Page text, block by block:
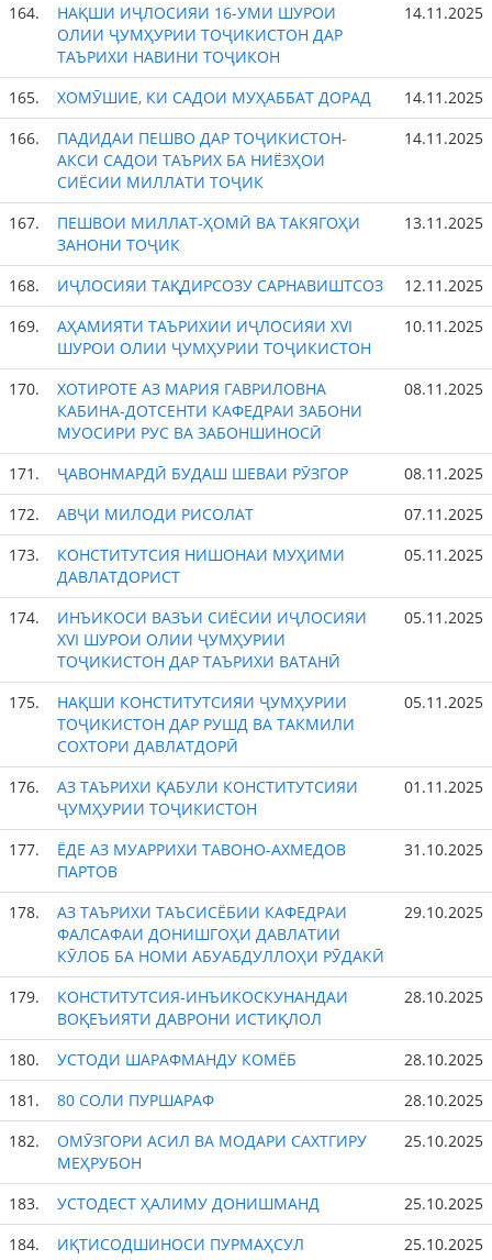
164.
НАҚШИ ИҶЛОСИЯИ 16-УМИ ШУРОИ
ОЛИИ ҶУМҲУРИИ ТОҶИКИСТОН ДАР
ТАЪРИХИ НАВИНИ ТОҶИКОН
14.11.2025
165. ХОМӮШИЕ, КИ САДОИ МУҲАББАТ ДОРАД
14.11.2025
166.
ПАДИДАИ ПЕШВО ДАР ТОҶИКИСТОН-
АКСИ САДОИ ТАЪРИХ БА НИЁЗҲОИ
СИЁСИИ МИЛЛАТИ ТОҶИК
14.11.2025
167.
ПЕШВОИ МИЛЛАТ-ҲОМӢ ВА ТАКЯГОҲИ
ЗАНОНИ ТОҶИК
13.11.2025
168. ИҶЛОСИЯИ ТАҚДИРСОЗУ САРНАВИШТСОЗ
12.11.2025
169.
АҲАМИЯТИ ТАЪРИХИИ ИҶЛОСИЯИ XVI
ШУРОИ ОЛИИ ҶУМҲУРИИ ТОҶИКИСТОН
10.11.2025
170.
ХОТИРОТЕ АЗ МАРИЯ ГАВРИЛОВНА
КАБИНА-ДОТСЕНТИ КАФЕДРАИ ЗАБОНИ
МУОСИРИ РУС ВА ЗАБОНШИНОСӢ
08.11.2025
171. ҶАВОНМАРДӢ БУДАШ ШЕВАИ РӮЗГОР
08.11.2025
172.
АВҶИ МИЛОДИ РИСОЛАТ
07.11.2025
173.
КОНСТИТУТСИЯ НИШОНАИ МУҲИМИ
ДАВЛАТДОРИСТ
05.11.2025
174.
ИНЪИКОСИ ВАЗЪИ СИЁСИИ ИҶЛОСИЯИ
ХVI ШУРОИ ОЛИИ ҶУМҲУРИИ
ТОҶИКИСТОН ДАР ТАЪРИХИ ВАТАНӢ
05.11.2025
175.
НАҚШИ КОНСТИТУТСИЯИ ҶУМҲУРИИ
ТОҶИКИСТОН ДАР РУШД ВА ТАКМИЛИ
СОХТОРИ ДАВЛАТДОРӢ
05.11.2025
176.
АЗ ТАЪРИХИ ҚАБУЛИ КОНСТИТУТСИЯИ
ҶУМҲУРИИ ТОҶИКИСТОН
01.11.2025
177.
ЁДЕ АЗ МУАРРИХИ ТАВОНО-АХМЕДОВ
ПАРТОВ
31.10.2025
178.
АЗ ТАЪРИХИ ТАЪСИСЁБИИ КАФЕДРАИ
ФАЛСАФАИ ДОНИШГОҲИ ДАВЛАТИИ
КӮЛОБ БА НОМИ АБУАБДУЛЛОҲИ РӮДАКӢ
29.10.2025
179.
КОНСТИТУТСИЯ-ИНЪИКОСКУНАНДАИ
ВОҚЕЪИЯТИ ДАВРОНИ ИСТИҚЛОЛ
28.10.2025
180. УСТОДИ ШАРАФМАНДУ КОМЁБ
28.10.2025
181.
80 СОЛИ ПУРШАРАФ
28.10.2025
182.
ОМӮЗГОРИ АСИЛ ВА МОДАРИ САХТГИРУ
МЕҲРУБОН
25.10.2025
183. УСТОДЕСТ ҲАЛИМУ ДОНИШМАНД
25.10.2025
184.
ИҚТИСОДШИНОСИ ПУРМАҲСУЛ 25.10.2025